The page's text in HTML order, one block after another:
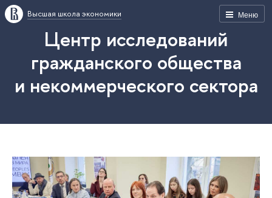
Меню
Высшая школа экономики
Центр исследований
гражданского общества
и некоммерческого сектора